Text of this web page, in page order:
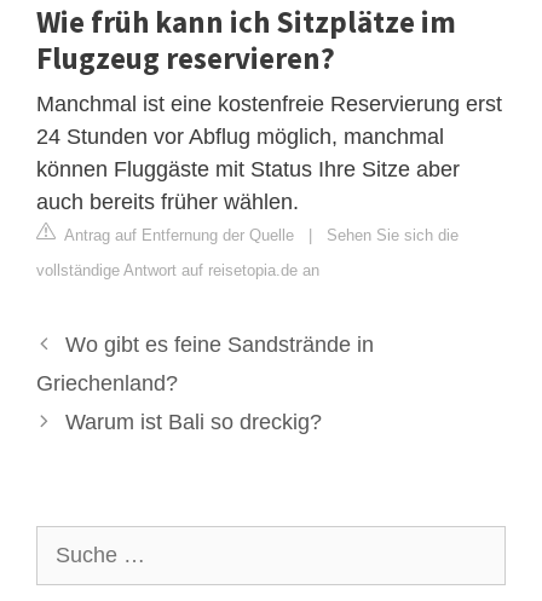
Wie früh kann ich Sitzplätze im
Flugzeug reservieren?
Manchmal ist eine kostenfreie Reservierung erst
24 Stunden vor Abflug möglich, manchmal
können Fluggäste mit Status Ihre Sitze aber
auch bereits früher wählen.
Antrag auf Entfernung der Quelle | Sehen Sie sich die
vollständige Antwort auf reisetopia.de an
Wo gibt es feine Sandstrände in
Griechenland?
Warum ist Bali so dreckig?
nach: